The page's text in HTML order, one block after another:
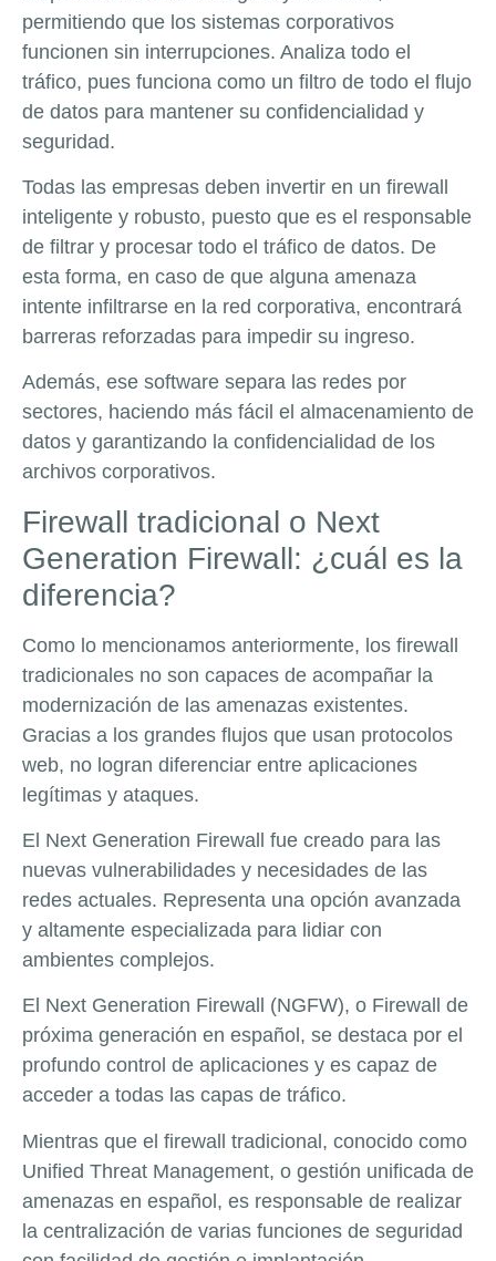
permitiendo que los sistemas corporativos
funcionen sin interrupciones. Analiza todo el
tráfico, pues funciona como un filtro de todo el flujo
de datos para mantener su confidencialidad y
seguridad.
Todas las empresas deben invertir en un firewall
inteligente y robusto, puesto que es el responsable
de filtrar y procesar todo el tráfico de datos. De
esta forma, en caso de que alguna amenaza
intente infiltrarse en la red corporativa, encontrará
barreras reforzadas para impedir su ingreso.
Además, ese software separa las redes por
sectores, haciendo más fácil el almacenamiento de
datos y garantizando la confidencialidad de los
archivos corporativos.
Firewall tradicional o Next
Generation Firewall: ¿cuál es la
diferencia?
Como lo mencionamos anteriormente, los firewall
tradicionales no son capaces de acompañar la
modernización de las amenazas existentes.
Gracias a los grandes flujos que usan protocolos
web, no logran diferenciar entre aplicaciones
legítimas y ataques.
El Next Generation Firewall fue creado para las
nuevas vulnerabilidades y necesidades de las
redes actuales. Representa una opción avanzada
y altamente especializada para lidiar con
ambientes complejos.
El Next Generation Firewall (NGFW), o Firewall de
próxima generación en español, se destaca por el
profundo control de aplicaciones y es capaz de
acceder a todas las capas de tráfico.
Mientras que el firewall tradicional, conocido como
Unified Threat Management, o gestión unificada de
amenazas en español, es responsable de realizar
la centralización de varias funciones de seguridad